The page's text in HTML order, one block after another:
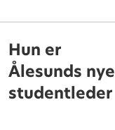
Hun er
Ålesunds nye
studentleder